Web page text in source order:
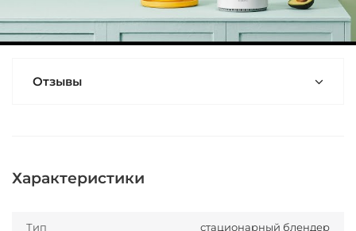
Отзывы
Характеристики
Тип стационарный блендер